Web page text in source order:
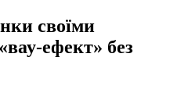
своїми
ефект» без